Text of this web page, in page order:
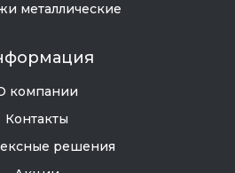
металлические
компании
Контакты
решения